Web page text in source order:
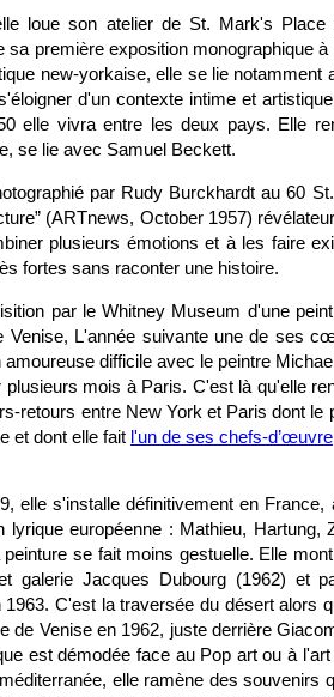
loue son atelier de St. Mark's
sa première exposition monographique
new-yorkaise, elle se lie
d'un contexte intime et
elle vivra entre les deux pays. Elle
se lie avec Samuel Beckett.
par Rudy Burckhardt au 60
(ARTnews, October 1957)
plusieurs émotions et à les faire
fortes sans raconter une histoire.
par le Whitney Museum d'une
Venise, L'année suivante une de ses
amoureuse difficile avec le peintre
plusieurs mois à Paris. C'est là qu'elle
retours entre New York et Paris dont le
et dont elle fait l'un de ses chefs-d’œuvre
elle s'installe définitivement en
lyrique européenne : Mathieu,
peinture se fait moins gestuelle. Elle
galerie Jacques Dubourg (1962) et
1963. C'est la traversée du désert alors
de Venise en 1962, juste derrière
est démodée face au Pop art ou à
elle ramène des souvenirs